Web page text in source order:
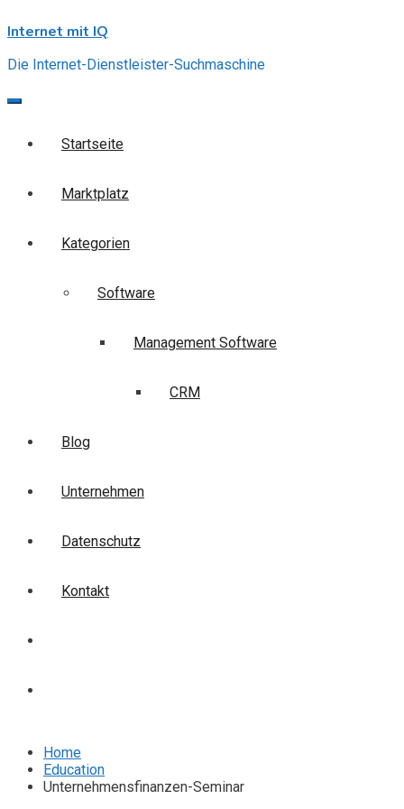
to
Internet mit IQ
Die Internet-Dienstleister-Suchmaschine
Startseite
Marktplatz
Kategorien
Software
Management Software
CRM
Blog
Unternehmen
Datenschutz
Kontakt
Home
Education
Unternehmensfinanzen-Seminar